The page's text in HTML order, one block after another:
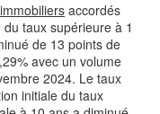
accordés
taux supérieure à 1
de 13 points de
avec un volume
2024. Le taux
initiale du taux